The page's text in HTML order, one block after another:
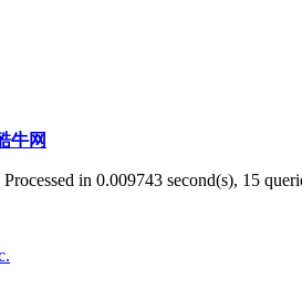
牛网
Processed in 0.009743 second(s), 15